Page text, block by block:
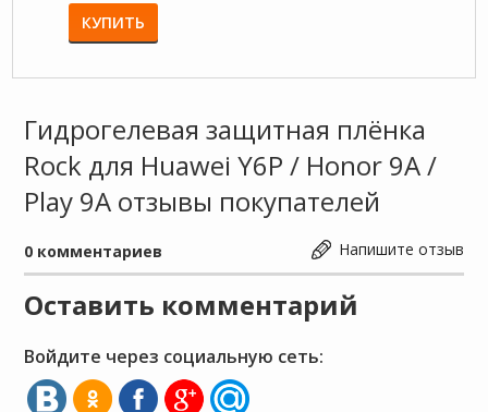
КУПИТЬ
Гидрогелевая защитная плёнка
Rock для Huawei Y6P / Honor 9A /
Play 9A отзывы покупателей
Напишите отзыв
0 комментариев
Оставить комментарий
Войдите через социальную сеть: